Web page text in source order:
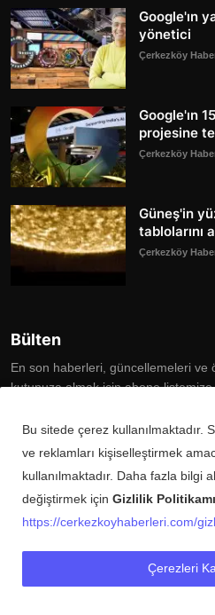
Google'ın
yönetici
Çerkezköy
Google'ın
projesine
Çerkezköy
Güneş'in
tablolarını
Çerkezköy
Bülten
En son haberleri, güncellemeleri ve
kutunuza almak için abone listemize
Copyright © 2025 Çerkezköy Haberleri
Künye Şartlar ve Koşullar
Bu sitede çerez kullanılmaktadır.
ve reklamları kişiselleştirmek
kullanılmaktadır. Daha fazla bilgi
değiştirmek için Gizlilik
https://cerkezkoyhaberleri.com/
Çerezleri